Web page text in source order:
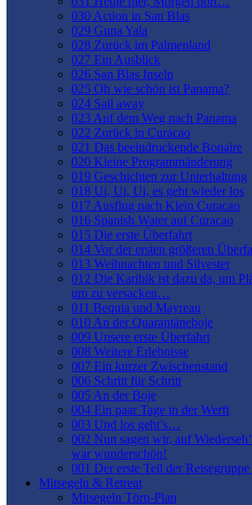
030 Action in San Blas
029 Guna Yala
028 Zurück im Palmenland
027 Ein Ausblick
026 San Blas Inseln
025 Oh wie schön ist Panama?
024 Sail away
023 Auf dem Weg nach Panama
022 Zurück in Curacao
021 Das beeindruckende Bonaire
020 Kleine Programmänderung
019 Geschichten zur Unterhaltung
018 Ui, Ui, Ui, es geht wieder los
017 Ausflug nach Klein Curacao
016 Spanish Water auf Curacao
015 Die erste Überfahrt
014 Vor der ersten größeren
013 Weihnachten und Silvester
012 Die Karibik ist dazu da, um
um zu versacken…
011 Bequia und Mayreau
010 An der Quarantäneboje
009 Unsere erste Überfahrt
008 Weitere Erlebnisse
007 Ein kurzer Zwischenstand
006 Schritt für Schritt
005 An der Boje
004 Ein paar Tage in der Werft
003 Und los geht’s…
002 Nun sagen wir, auf
war wunderschön!
001 Der erste Teil der
Mitsegeln & Retreat
Mitsegeln Törn-Plan